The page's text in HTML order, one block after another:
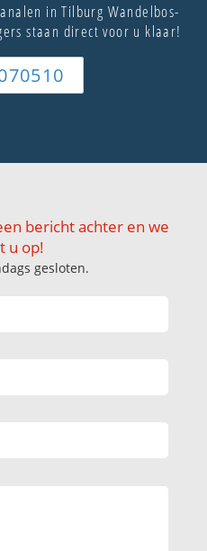
in Tilburg Wandelbos-
staan direct voor u klaar!
bericht achter en we
u op!
gesloten.